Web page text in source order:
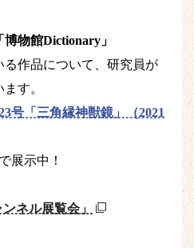
物館Dictionary」
作品について、研究員が
す。
号「三角縁神獣鏡」（2021
展示中！
ネル展覧会」